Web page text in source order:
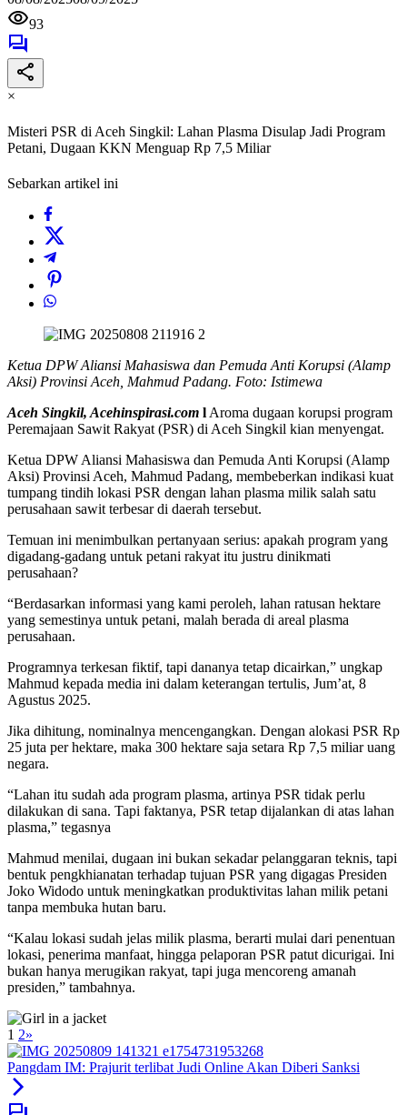
93
×
Misteri PSR di Aceh Singkil: Lahan Plasma Disulap Jadi Program
Petani, Dugaan KKN Menguap Rp 7,5 Miliar
Sebarkan artikel ini
Ketua DPW Aliansi Mahasiswa dan Pemuda Anti Korupsi (Alamp
Aksi) Provinsi Aceh, Mahmud Padang. Foto: Istimewa
Aceh Singkil, Acehinspirasi.com l Aroma dugaan korupsi program
Peremajaan Sawit Rakyat (PSR) di Aceh Singkil kian menyengat.
Ketua DPW Aliansi Mahasiswa dan Pemuda Anti Korupsi (Alamp
Aksi) Provinsi Aceh, Mahmud Padang, membeberkan indikasi kuat
tumpang tindih lokasi PSR dengan lahan plasma milik salah satu
perusahaan sawit terbesar di daerah tersebut.
Temuan ini menimbulkan pertanyaan serius: apakah program yang
digadang-gadang untuk petani rakyat itu justru dinikmati
perusahaan?
“Berdasarkan informasi yang kami peroleh, lahan ratusan hektare
yang semestinya untuk petani, malah berada di areal plasma
perusahaan.
Programnya terkesan fiktif, tapi dananya tetap dicairkan,” ungkap
Mahmud kepada media ini dalam keterangan tertulis, Jum’at, 8
Agustus 2025.
Jika dihitung, nominalnya mencengangkan. Dengan alokasi PSR Rp
25 juta per hektare, maka 300 hektare saja setara Rp 7,5 miliar uang
negara.
“Lahan itu sudah ada program plasma, artinya PSR tidak perlu
dilakukan di sana. Tapi faktanya, PSR tetap dijalankan di atas lahan
plasma,” tegasnya
Mahmud menilai, dugaan ini bukan sekadar pelanggaran teknis, tapi
bentuk pengkhianatan terhadap tujuan PSR yang digagas Presiden
Joko Widodo untuk meningkatkan produktivitas lahan milik petani
tanpa membuka hutan baru.
“Kalau lokasi sudah jelas milik plasma, berarti mulai dari penentuan
lokasi, penerima manfaat, hingga pelaporan PSR patut dicurigai. Ini
bukan hanya merugikan rakyat, tapi juga mencoreng amanah
presiden,” tambahnya.
1 2»
Pangdam IM: Prajurit terlibat Judi Online Akan Diberi Sanksi